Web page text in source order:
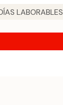
LABORABLES